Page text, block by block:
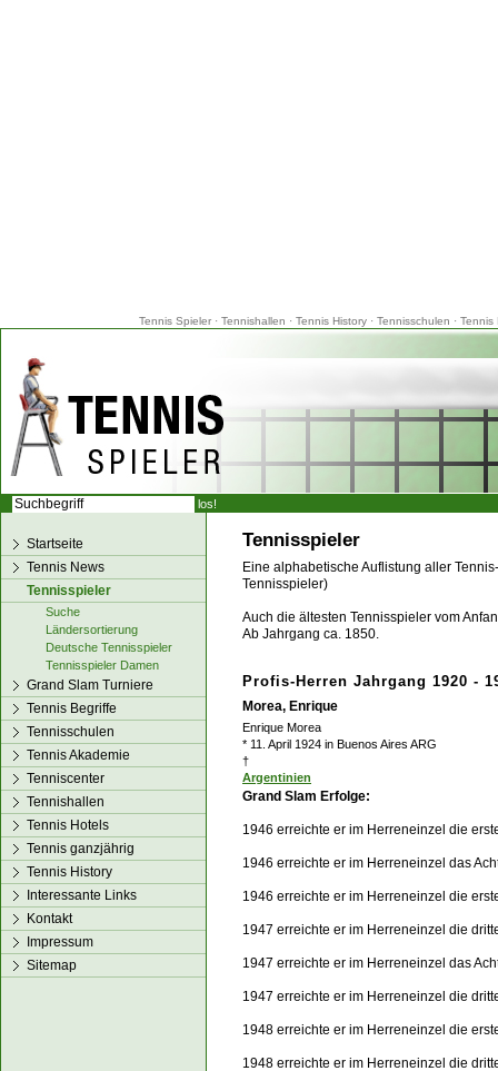
Tennis Spieler· Tennishallen · Tennis History· Tennisschulen · Tennis
Tennisspieler
Eine alphabetische Auflistung aller
Tennisspieler)
Auch die ältesten Tennisspieler vom
Ab Jahrgang ca. 1850.
Profis-Herren Jahrgang 1920 -
Morea, Enrique
Enrique Morea
* 11. April 1924 in Buenos Aires ARG
†
Argentinien
Grand Slam Erfolge:
1946 erreichte er im Herreneinzel die
1946 erreichte er im Herreneinzel das
1946 erreichte er im Herreneinzel die
1947 erreichte er im Herreneinzel die
1947 erreichte er im Herreneinzel das
1947 erreichte er im Herreneinzel die
1948 erreichte er im Herreneinzel die
1948 erreichte er im Herreneinzel die
Startseite
Tennis News
Tennisspieler
Suche
Ländersortierung
Deutsche Tennisspieler
Tennisspieler Damen
Grand Slam Turniere
Tennis Begriffe
Tennisschulen
Tennis Akademie
Tenniscenter
Tennishallen
Tennis Hotels
Tennis ganzjährig
Tennis History
Interessante Links
Kontakt
Impressum
Sitemap
los!